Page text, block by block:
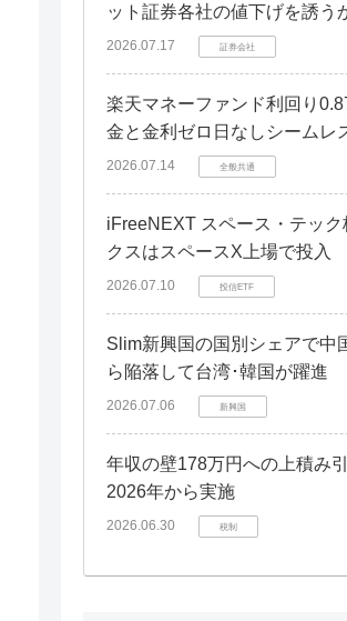
ット証券各社の値下げを誘う
2026.07.17 証券会社
楽天マネーファンド利回り
金と金利ゼロ日なしシームレ
2026.07.14 全般共通
iFreeNEXT スペース・テック
クスはスペースX上場で投入
2026.07.10 投信ETF
Slim新興国の国別シェアで中
ら陥落して台湾･韓国が躍進
2026.07.06 新興国
年収の壁178万円への上積み
2026年から実施
2026.06.30 税制